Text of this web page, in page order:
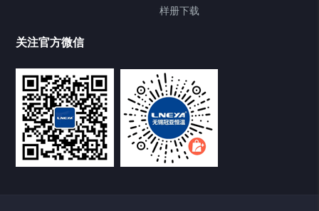
Chamber试验箱
TCU温度控制单元
VOCs冷凝回收装置
样册下载
关注官方微信